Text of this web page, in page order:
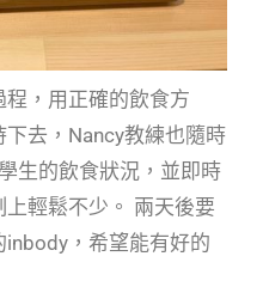
，用正確的飲食方
去，Nancy教練也隨時
生的飲食狀況，並即時
輕鬆不少。 兩天後要
，希望能有好的